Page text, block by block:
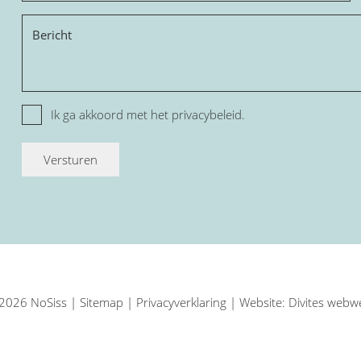
PrivacyIk ga akkoord met het privacybeleid.
NoSiss | Sitemap | Privacyverklaring | Website: Divites